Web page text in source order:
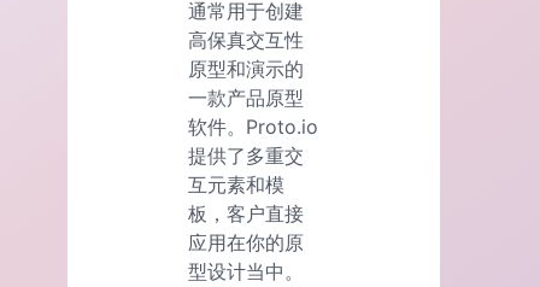
通常用于创建
高保真交互性
原型和演示的
一款产品原型
软件。Proto.io
提供了多重交
互元素和模
板，客户直接
应用在你的原
型设计当中。